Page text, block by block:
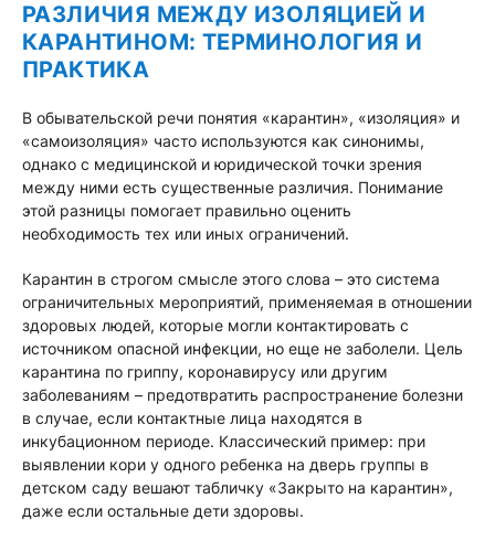
РАЗЛИЧИЯ МЕЖДУ ИЗОЛЯЦИЕЙ И
КАРАНТИНОМ: ТЕРМИНОЛОГИЯ И
ПРАКТИКА
В обывательской речи понятия «карантин», «изоляция» и
«самоизоляция» часто используются как синонимы,
однако с медицинской и юридической точки зрения
между ними есть существенные различия. Понимание
этой разницы помогает правильно оценить
необходимость тех или иных ограничений.
Карантин в строгом смысле этого слова – это система
ограничительных мероприятий, применяемая в отношении
здоровых людей, которые могли контактировать с
источником опасной инфекции, но еще не заболели. Цель
карантина по гриппу, коронавирусу или другим
заболеваниям – предотвратить распространение болезни
в случае, если контактные лица находятся в
инкубационном периоде. Классический пример: при
выявлении кори у одного ребенка на дверь группы в
детском саду вешают табличку «Закрыто на карантин»,
даже если остальные дети здоровы.